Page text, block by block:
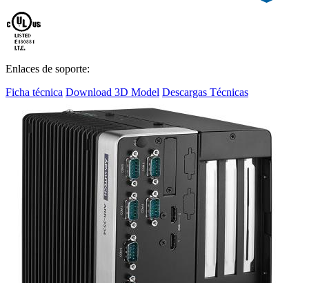
Enlaces de soporte:
Ficha técnica Download 3D Model Descargas Técnicas